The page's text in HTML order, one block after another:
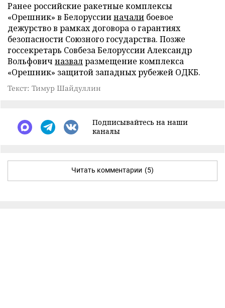
Ранее российские ракетные комплексы
«Орешник» в Белоруссииначали боевое
дежурство в рамках договора о гарантиях
безопасности Союзного государства. Позже
госсекретарь Совбеза Белоруссии Александр
Вольфович назвалразмещение комплекса
«Орешник» защитой западных рубежей ОДКБ.
Текст: Тимур Шайдуллин
Подписывайтесь на наши
каналы
Читать комментарии (5)